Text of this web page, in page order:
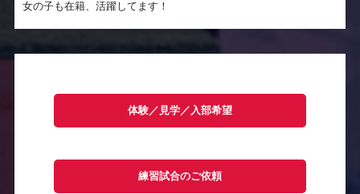
女の子も在籍、活躍してます！
体験／見学／入部希望
練習試合のご依頼